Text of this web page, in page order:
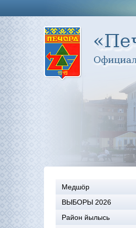
Медшöр
ВЫБОРЫ 2026
Район йылысь